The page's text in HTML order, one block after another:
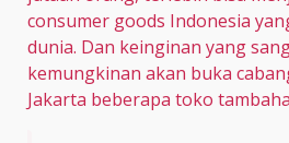
consumer goods Indonesia
dunia. Dan keinginan yang
kemungkinan akan buka
Jakarta beberapa toko